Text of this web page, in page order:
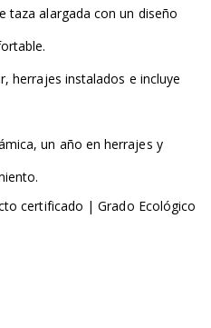
taza alargada con un diseño
herrajes instalados e incluye
un año en herrajes y
certificado | Grado Ecológico